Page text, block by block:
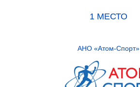
1 МЕСТО
АНО «Атом-Спорт»